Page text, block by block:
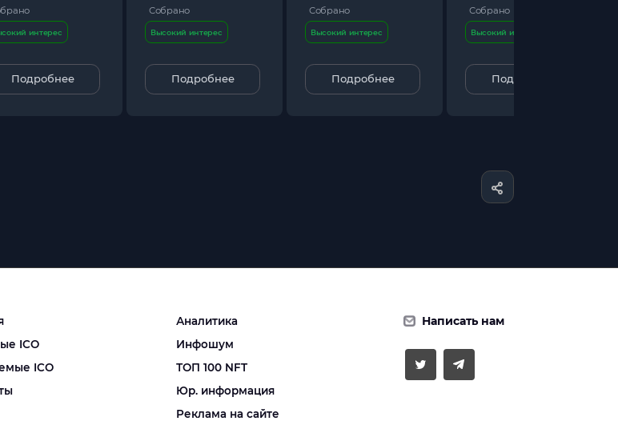
интерес
Подробнее
Собрано
Высокий интерес
Подробнее
Собрано
Высокий интерес
Подробнее
Собрано
Высокий интерес
Подробнее
ICO
ICO
Аналитика
Инфошум
ТОП 100 NFT
Юр. информация
Реклама на сайте
Написать нам